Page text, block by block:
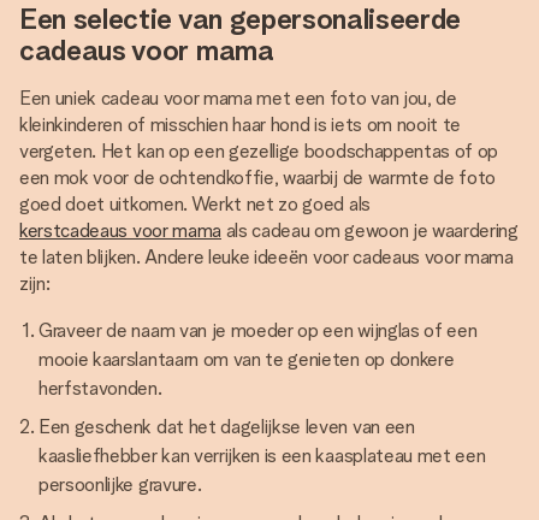
Een selectie van gepersonaliseerde
cadeaus voor mama
Een uniek cadeau voor mama met een foto van jou, de
kleinkinderen of misschien haar hond is iets om nooit te
vergeten. Het kan op een gezellige boodschappentas of op
een mok voor de ochtendkoffie, waarbij de warmte de foto
goed doet uitkomen. Werkt net zo goed als
kerstcadeaus voor mama als cadeau om gewoon je waardering
te laten blijken. Andere leuke ideeën voor cadeaus voor mama
zijn:
Graveer de naam van je moeder op een wijnglas of een
mooie kaarslantaarn om van te genieten op donkere
herfstavonden.
Een geschenk dat het dagelijkse leven van een
kaasliefhebber kan verrijken is een kaasplateau met een
persoonlijke gravure.